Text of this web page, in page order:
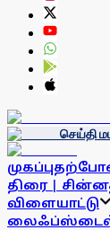
செய்தி
முகப்பு
திரை |
விளையாட்டு